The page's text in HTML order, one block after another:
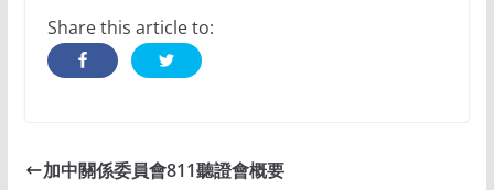
Share this article to:
加中關係委員會811聽證會概要